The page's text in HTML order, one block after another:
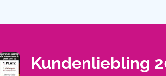
Kundenliebling